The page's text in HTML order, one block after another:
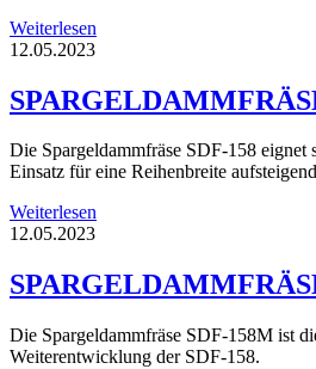
Weiterlesen
12.05.2023
Die Spargeldammfräse SDF-158 eignet
Einsatz für eine Reihenbreite
Weiterlesen
12.05.2023
Die Spargeldammfräse SDF-158M ist
Weiterentwicklung der SDF-158.